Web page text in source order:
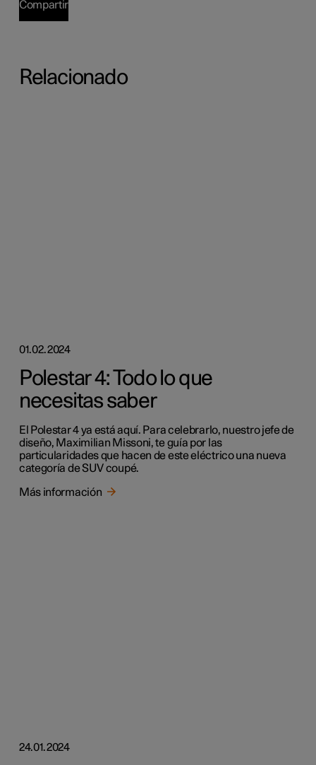
Compartir
Relacionado
01.02.2024
Polestar 4: Todo lo que
necesitas saber
El Polestar 4 ya está aquí. Para celebrarlo, nuestro jefe de
diseño, Maximilian Missoni, te guía por las
particularidades que hacen de este eléctrico una nueva
categoría de SUV coupé.
Más información
24.01.2024